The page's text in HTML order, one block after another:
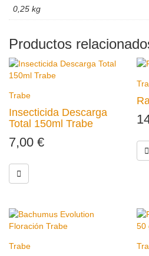
0,25 kg
Productos
Trabe
Insecticida Descarga
Total 150ml Trabe
7,00 €
Trabe